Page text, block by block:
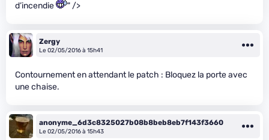
d’incendie
" />
Zergy
Le 02/05/2016 à 15h41
Contournement en attendant le patch : Bloquez la porte avec
une chaise.
anonyme_6d3c8325027b08b8beb8eb7f143f3660
Le 02/05/2016 à 15h43